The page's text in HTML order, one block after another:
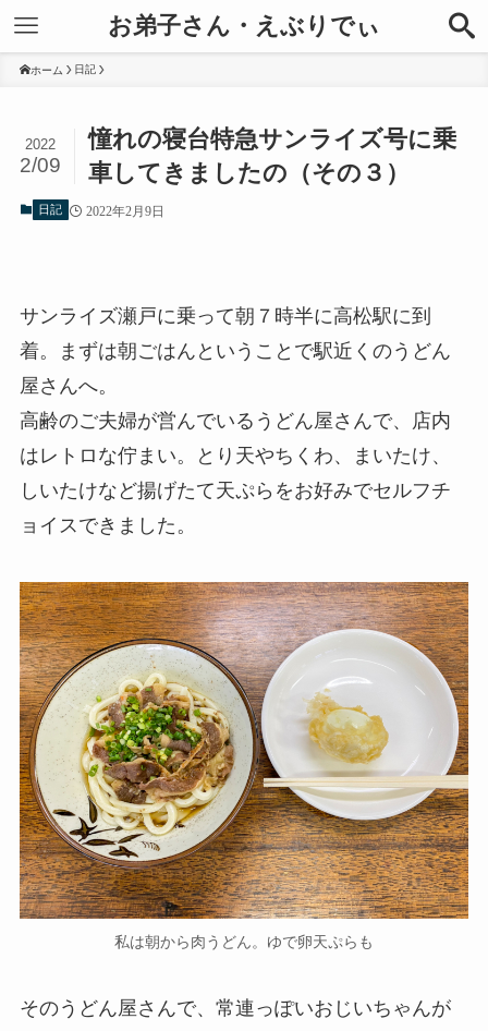
お弟子さん・えぶりでぃ
ホーム 日記
憧れの寝台特急サンライズ号に乗
車してきましたの（その３）
2022
2/09
日記 2022年2月9日
サンライズ瀬戸に乗って朝７時半に高松駅に到
着。まずは朝ごはんということで駅近くのうどん
屋さんへ。
高齢のご夫婦が営んでいるうどん屋さんで、店内
はレトロな佇まい。とり天やちくわ、まいたけ、
しいたけなど揚げたて天ぷらをお好みでセルフチ
ョイスできました。
私は朝から肉うどん。ゆで卵天ぷらも
そのうどん屋さんで、常連っぽいおじいちゃんが